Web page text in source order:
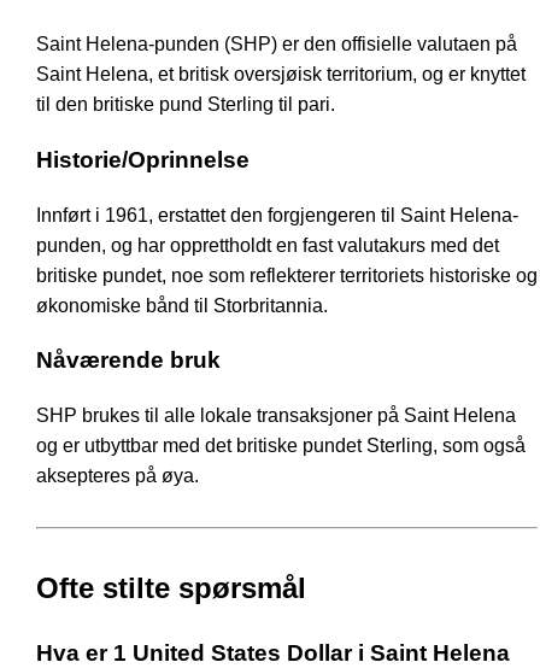
Saint Helena-punden (SHP) er den offisielle valutaen på
Saint Helena, et britisk oversjøisk territorium, og er knyttet
til den britiske pund Sterling til pari.
Historie/Oprinnelse
Innført i 1961, erstattet den forgjengeren til Saint Helena-
punden, og har opprettholdt en fast valutakurs med det
britiske pundet, noe som reflekterer territoriets historiske og
økonomiske bånd til Storbritannia.
Nåværende bruk
SHP brukes til alle lokale transaksjoner på Saint Helena
og er utbyttbar med det britiske pundet Sterling, som også
aksepteres på øya.
Ofte stilte spørsmål
Hva er 1 United States Dollar i Saint Helena